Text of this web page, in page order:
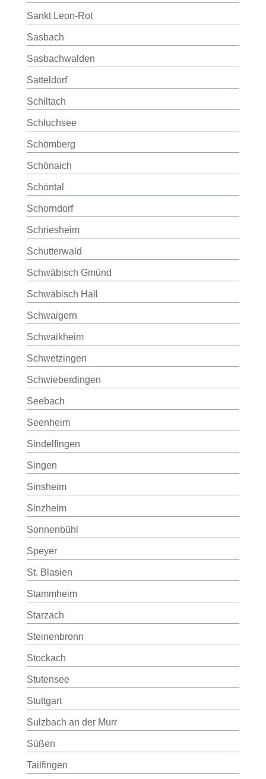
Sankt Leon-Rot
Sasbach
Sasbachwalden
Satteldorf
Schiltach
Schluchsee
Schömberg
Schönaich
Schöntal
Schorndorf
Schriesheim
Schutterwald
Schwäbisch Gmünd
Schwäbisch Hall
Schwaigern
Schwaikheim
Schwetzingen
Schwieberdingen
Seebach
Seenheim
Sindelfingen
Singen
Sinsheim
Sinzheim
Sonnenbühl
Speyer
St. Blasien
Stammheim
Starzach
Steinenbronn
Stockach
Stutensee
Stuttgart
Sulzbach an der Murr
Süßen
Tailfingen